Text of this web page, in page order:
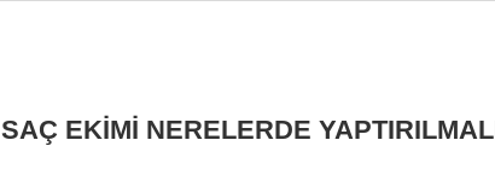
SAÇ EKİMİ NERELERDE